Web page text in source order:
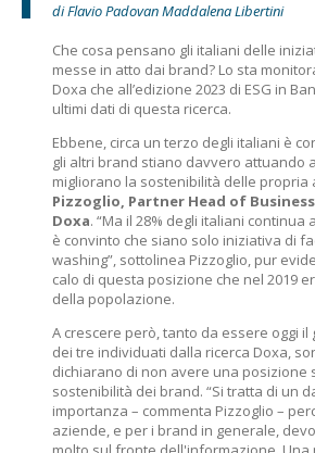
di Flavio Padovan Maddalena Libertini
Che cosa pensano gli italiani delle
messe in atto dai brand? Lo sta
Doxa che all’edizione 2023 di ESG in
ultimi dati di questa ricerca.
Ebbene, circa un terzo degli italiani è
gli altri brand stiano davvero attuando
migliorano la sostenibilità delle propria
Pizzoglio, Partner Head of
Doxa. “Ma il 28% degli italiani
è convinto che siano solo iniziativa di
washing”, sottolinea Pizzoglio, pur
calo di questa posizione che nel 2019
della popolazione.
A crescere però, tanto da essere oggi
dei tre individuati dalla ricerca Doxa,
dichiarano di non avere una posizione
sostenibilità dei brand. “Si tratta di un
importanza – commenta Pizzoglio –
aziende, e per i brand in generale,